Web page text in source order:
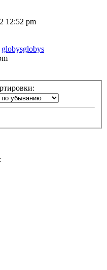
12:52 pm
globysglobys